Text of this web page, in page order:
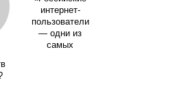
интернет-
пользователи
— одни из
самых